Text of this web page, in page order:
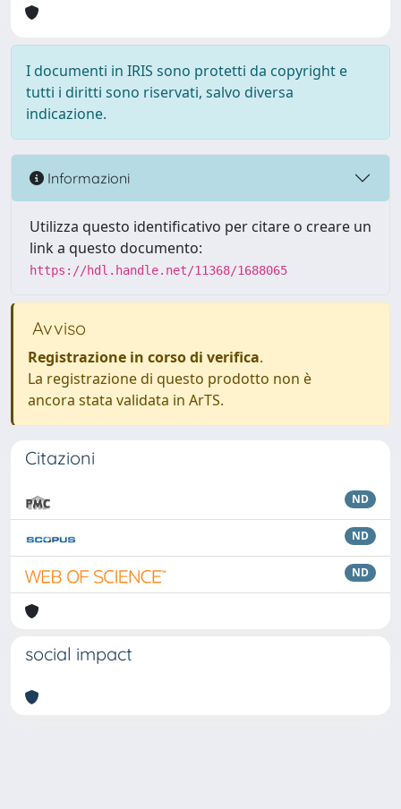
I documenti in IRIS sono protetti da copyright e
tutti i diritti sono riservati, salvo diversa
indicazione.
Informazioni
Utilizza questo identificativo per citare o creare un
link a questo documento:
https://hdl.handle.net/11368/1688065
Avviso
Registrazione in corso di verifica.
La registrazione di questo prodotto non è
ancora stata validata in ArTS.
Citazioni
ND
ND
ND
social impact